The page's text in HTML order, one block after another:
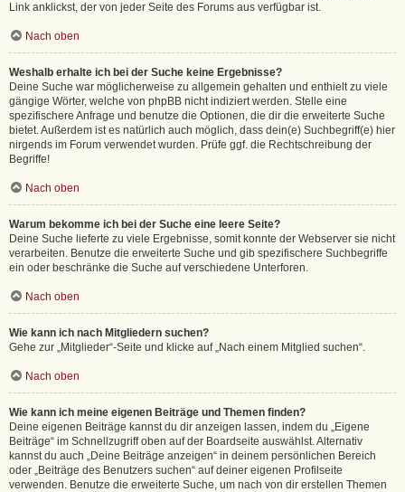
Link anklickst, der von jeder Seite des Forums aus verfügbar ist.
Nach oben
Weshalb erhalte ich bei der Suche keine Ergebnisse?
Deine Suche war möglicherweise zu allgemein gehalten und enthielt zu viele
gängige Wörter, welche von phpBB nicht indiziert werden. Stelle eine
spezifischere Anfrage und benutze die Optionen, die dir die erweiterte Suche
bietet. Außerdem ist es natürlich auch möglich, dass dein(e) Suchbegriff(e) hier
nirgends im Forum verwendet wurden. Prüfe ggf. die Rechtschreibung der
Begriffe!
Nach oben
Warum bekomme ich bei der Suche eine leere Seite?
Deine Suche lieferte zu viele Ergebnisse, somit konnte der Webserver sie nicht
verarbeiten. Benutze die erweiterte Suche und gib spezifischere Suchbegriffe
ein oder beschränke die Suche auf verschiedene Unterforen.
Nach oben
Wie kann ich nach Mitgliedern suchen?
Gehe zur „Mitglieder“-Seite und klicke auf „Nach einem Mitglied suchen“.
Nach oben
Wie kann ich meine eigenen Beiträge und Themen finden?
Deine eigenen Beiträge kannst du dir anzeigen lassen, indem du „Eigene
Beiträge“ im Schnellzugriff oben auf der Boardseite auswählst. Alternativ
kannst du auch „Deine Beiträge anzeigen“ in deinem persönlichen Bereich
oder „Beiträge des Benutzers suchen“ auf deiner eigenen Profilseite
verwenden. Benutze die erweiterte Suche, um nach von dir erstellen Themen